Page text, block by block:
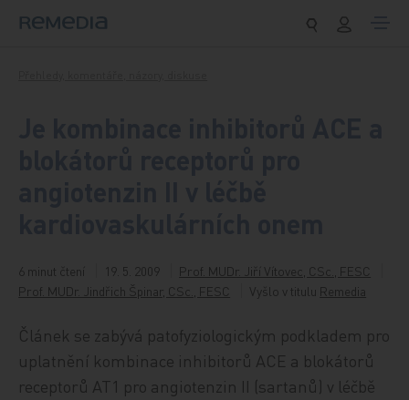
6 minut čtení 19. 5. 2009
Prof. MUDr. Jiří Vítovec, CSc., FESC
Prof. MUDr. Jindřich Špinar, CSc., FESC
Vyšlo v titulu Remedia
Článek se zabývá patofyziologickým podkladem pro
uplatnění kombinace inhibitorů ACE a blokátorů
receptorů AT1 pro angiotenzin II (sartanů) v léčbě